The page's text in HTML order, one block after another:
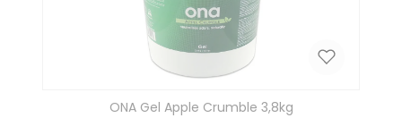
ONA Gel Apple Crumble 3,8kg